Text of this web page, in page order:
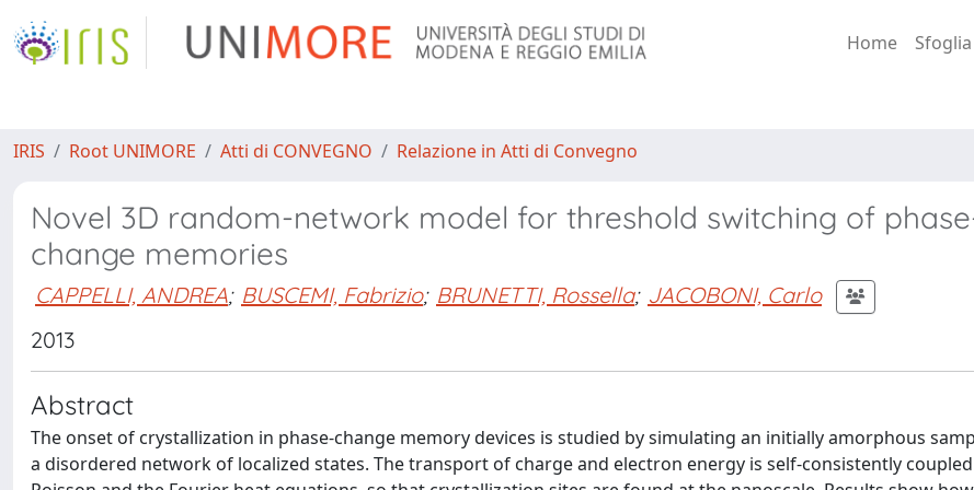
Home Sfoglia
IRIS Root UNIMORE Atti di CONVEGNO Relazione in Atti di Convegno
Novel 3D random-network model for threshold switching of
change memories
CAPPELLI, ANDREA; BUSCEMI, Fabrizio; BRUNETTI, Rossella; JACOBONI, Carlo
2013
Abstract
The onset of crystallization in phase-change memory devices is studied by simulating an initially amorphous
a disordered network of localized states. The transport of charge and electron energy is self-consistently